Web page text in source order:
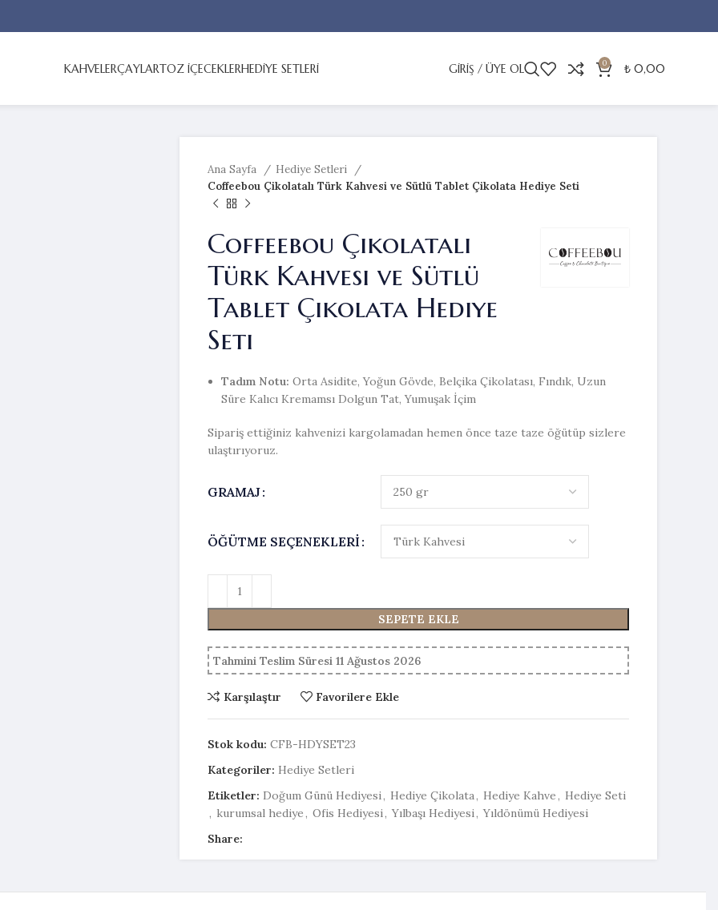
KAHVELERÇAYLARTOZ İÇECEKLERHEDİYE SETLERİ GIRIŞ / ÜYE OL 0 ₺ 0,00
Ana Sayfa
Hediye Setleri
Coffeebou Çikolatalı Türk Kahvesi ve Sütlü Tablet Çikolata Hediye Seti
Coffeebou Çikolatalı
Türk Kahvesi ve Sütlü
Tablet Çikolata Hediye
Seti
Tadım Notu: Orta Asidite, Yoğun Gövde, Belçika Çikolatası, Fındık, Uzun
Süre Kalıcı Kremamsı Dolgun Tat, Yumuşak İçim
Sipariş ettiğiniz kahvenizi kargolamadan hemen önce taze taze öğütüp sizlere
ulaştırıyoruz.
GRAMAJ
ÖĞÜTME SEÇENEKLERI
SEPETE EKLE
Tahmini Teslim Süresi 11 Ağustos 2026
Karşılaştır Favorilere Ekle
Stok kodu: CFB-HDYSET23
Kategoriler: Hediye Setleri
Etiketler: Doğum Günü Hediyesi, Hediye Çikolata, Hediye Kahve, Hediye Seti
, kurumsal hediye, Ofis Hediyesi, Yılbaşı Hediyesi, Yıldönümü Hediyesi
Share: